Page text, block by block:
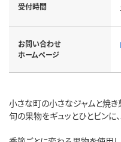
受付時間
お問い合わせ
ホームページ
小さな町の小さなジャムと焼き
旬の果物をギュッとひとビンに